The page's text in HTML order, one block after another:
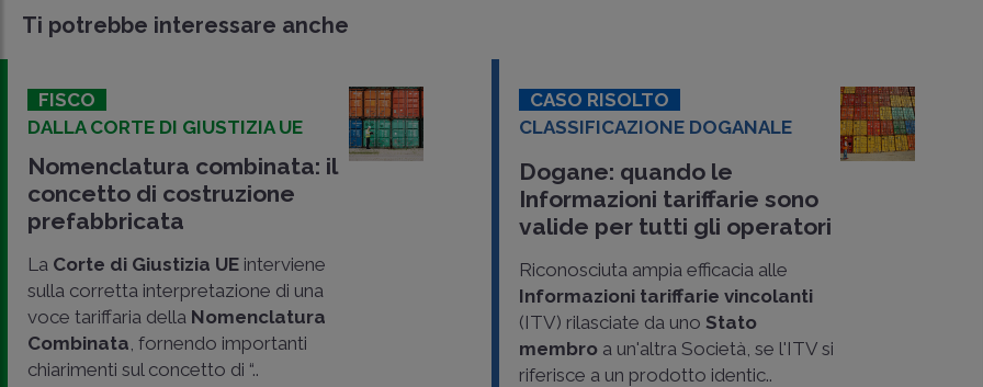
Ti potrebbe interessare anche
FISCO
DALLA CORTE DI GIUSTIZIA UE
Nomenclatura combinata: il
concetto di costruzione
prefabbricata
La Corte di Giustizia UE interviene
sulla corretta interpretazione di una
voce tariffaria della Nomenclatura
Combinata , fornendo importanti
chiarimenti sul concetto di “..
CASO RISOLTO
CLASSIFICAZIONE DOGANALE
Dogane: quando le
Informazioni tariffarie sono
valide per tutti gli operatori
Riconosciuta ampia efficacia alle
Informazioni tariffarie vincolanti
(ITV) rilasciate da uno Stato
membro a un'altra Società, se l'ITV si
riferisce a un prodotto identic..